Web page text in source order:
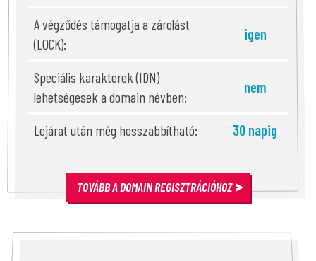
A végződés támogatja a zárolást
(LOCK):
igen
Speciális karakterek (IDN)
lehetségesek a domain névben:
nem
Lejárat után még hosszabbítható: 30 napig
TOVÁBB A DOMAIN REGISZTRÁCIÓHOZ